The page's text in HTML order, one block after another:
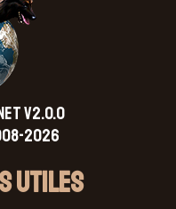
V2.0.0
2026
Utiles